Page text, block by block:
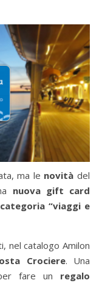
ma le novità del
nuova gift card
categoria “viaggi e
nel catalogo Amilon
Crociere. Una
fare un regalo